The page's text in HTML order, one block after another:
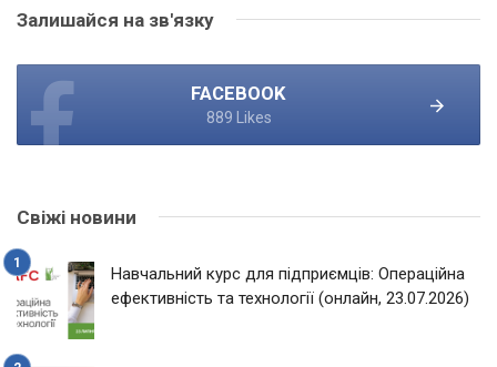
Залишайся на зв'язку
FACEBOOK
889 Likes
Свіжі новини
Навчальний курс для підприємців: Операційна
ефективність та технології (онлайн, 23.07.2026)